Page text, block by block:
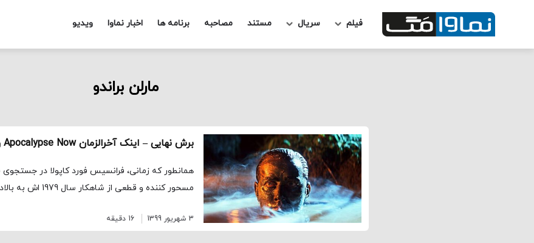
فیلم سریال مستند مصاحبه برنامه ها اخبار نماوا ویدیو
مارلن براندو
برش نهایی – اینک آخرالزمان Apocalypse Now و تخیل کارگردانی
همانطور که زمانی، فرانسیس فورد کاپولا در
مسحور کننده و قطعی از شاهکار سال 1979 اش به بالادست رودخانه […]
3 شهریور 1399 16 دقیقه